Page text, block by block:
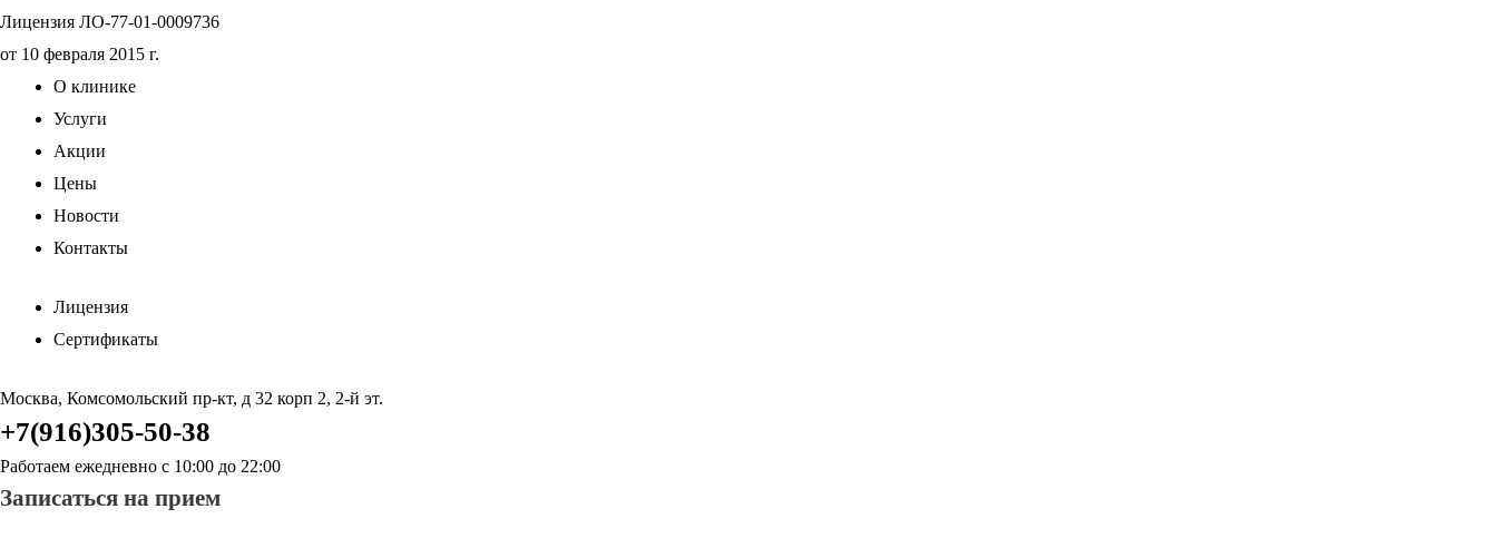
Лицензия ЛО-77-01-0009736
от 10 февраля 2015 г.
О клинике
Услуги
Акции
Цены
Новости
Контакты
Лицензия
Сертификаты
Москва, Комсомольский пр-кт, д 32 корп 2, 2-й эт.
+7(916)305-50-38
Работаем ежедневно с 10:00 до 22:00
Записаться на прием